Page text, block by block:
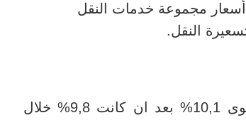
الى ارتفاع أسعار مجموعة خدمات النقل
سجلت نسبة التضخم ارتفاعا في شهر ديسمبر لتصل الى مستوى 10,1% بعد ان كانت 9,8% خلال